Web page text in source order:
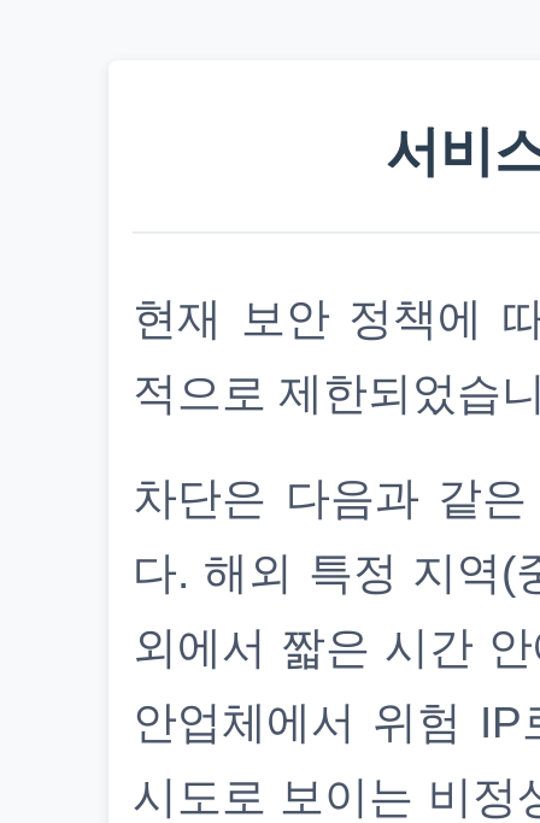
서비
현재 보안 정책에
적으로 제한되었습
차단은 다음과 같
다. 해외 특정 지역(
외에서 짧은 시간
안업체에서 위험
시도로 보이는 비정